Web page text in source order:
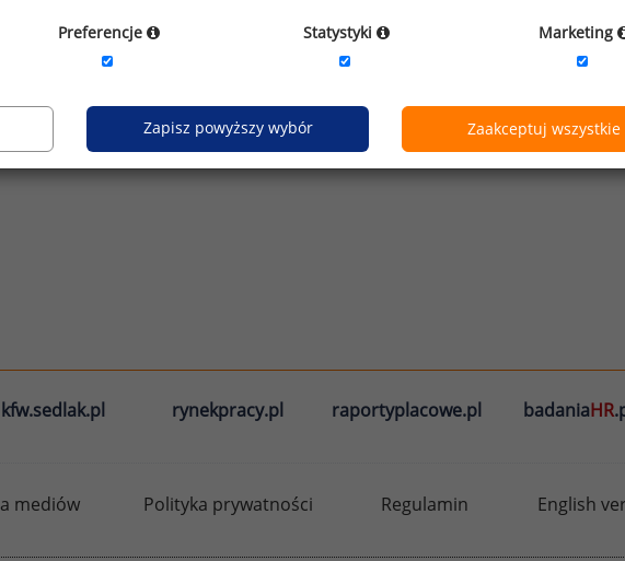
kfw.sedlak.pl rynekpracy.pl raportyplacowe.pl badaniaHR
mediów Polityka prywatności Regulamin English
Preferencje Statystyki Marketing
Zapisz powyższy wybór Zaakceptuj wszystkie